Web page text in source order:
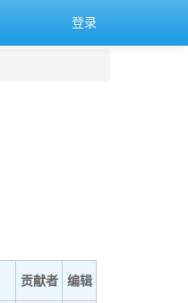
登录
贡献者 编辑